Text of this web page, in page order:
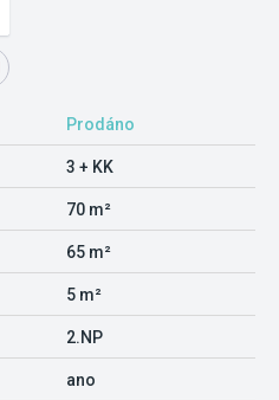
Prodáno
3 + KK
70 m²
65 m²
5 m²
2.NP
ano